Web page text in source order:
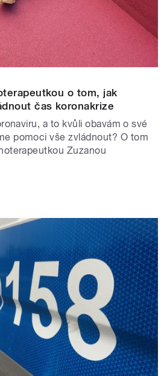
o tom, jak
čas koronakrize
a to kvůli obavám o své
pomoci vše zvládnout? O tom
Zuzanou